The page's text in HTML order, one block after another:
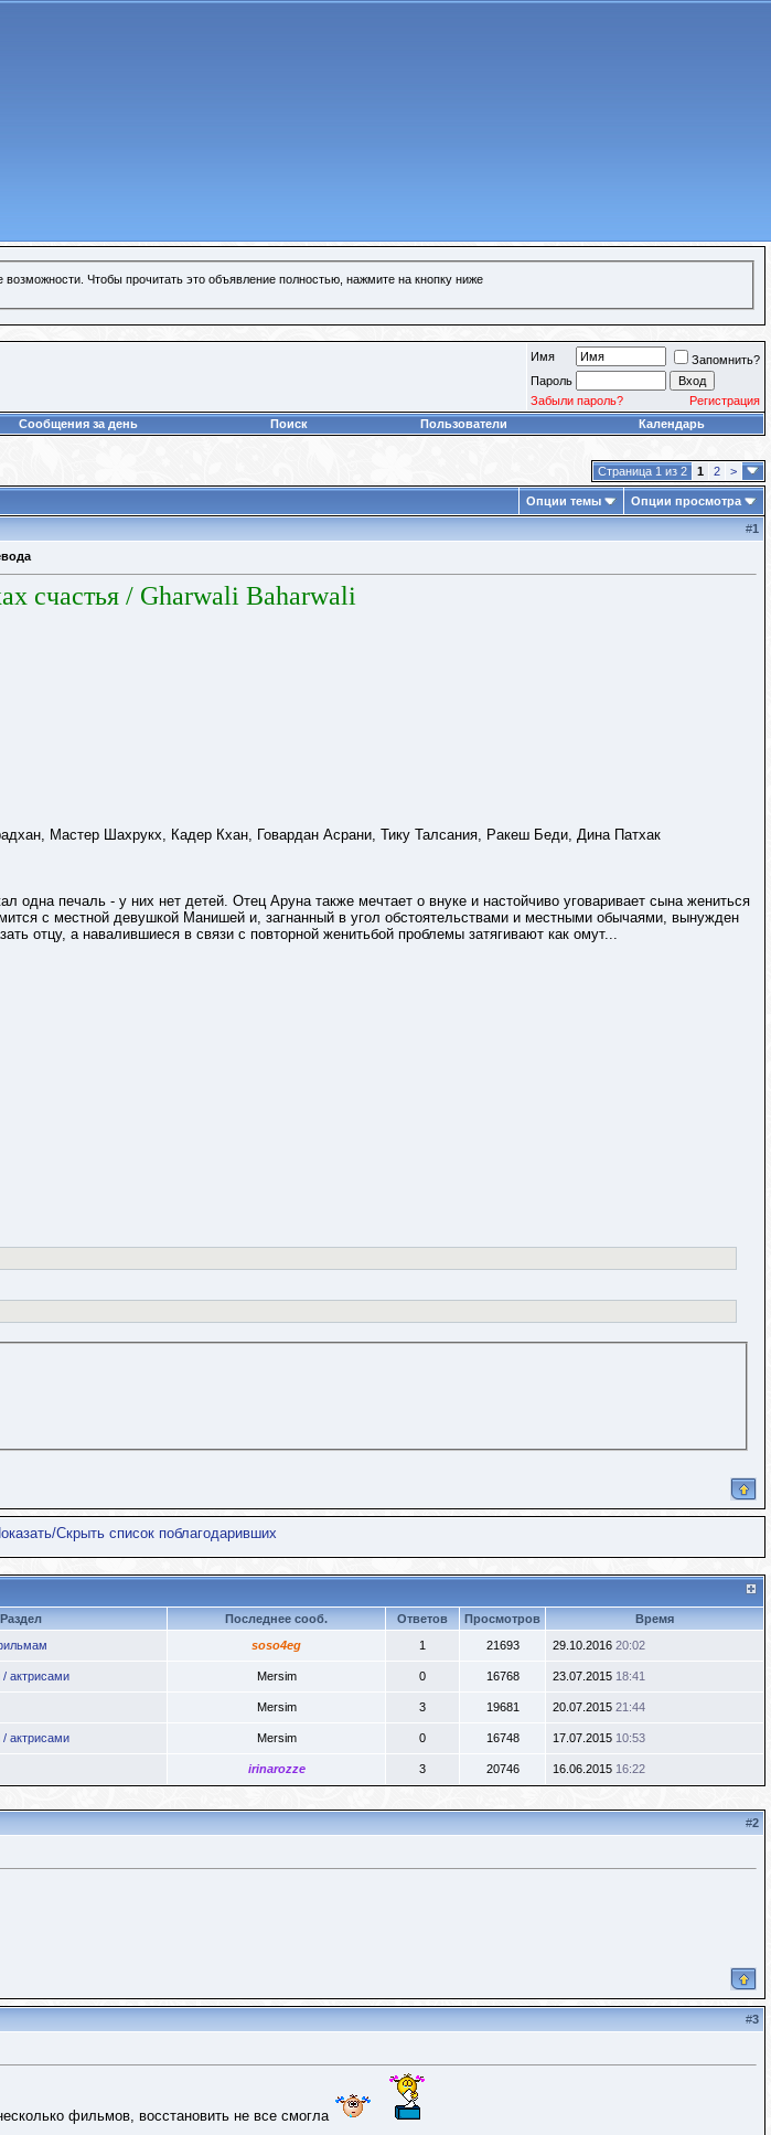
Чтобы прочитать это объявление полностью, нажмите на кнопку ниже
Имя
Запомнить?
Пароль
Забыли пароль?
Регистрация
Сообщения за день Поиск Пользователи Календарь
Страница 1 из 2 1 2 >
Опции темы Опции просмотра
#1
счастья / Gharwali Baharwali
Мастер Шахрукх, Кадер Кхан, Говардан Асрани, Тику Талсания, Ракеш Беди, Дина Патхак
печаль - у них нет детей. Отец Аруна также мечтает о внуке и настойчиво уговаривает сына жениться
с местной девушкой Манишей и, загнанный в угол обстоятельствами и местными обычаями, вынужден
отцу, а навалившиеся в связи с повторной женитьбой проблемы затягивают как омут...
Скрыть список поблагодаривших
Раздел Последнее сооб. Ответов Просмотров Время
soso4eg 1 21693 29.10.2016 20:02
актрисами Mersim 0 16768 23.07.2015 18:41
Mersim 3 19681 20.07.2015 21:44
актрисами Mersim 0 16748 17.07.2015 10:53
irinarozze 3 20746 16.06.2015 16:22
#2
#3
фильмов, восстановить не все смогла